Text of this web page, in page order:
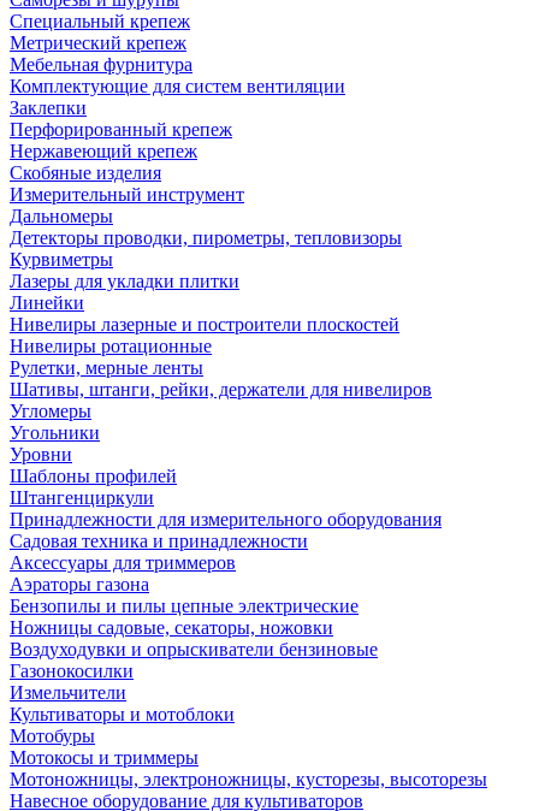
Специальный крепеж
Метрический крепеж
Мебельная фурнитура
Комплектующие для систем вентиляции
Заклепки
Перфорированный крепеж
Нержавеющий крепеж
Скобяные изделия
Измерительный инструмент
Дальномеры
Детекторы проводки, пирометры, тепловизоры
Курвиметры
Лазеры для укладки плитки
Линейки
Нивелиры лазерные и построители плоскостей
Нивелиры ротационные
Рулетки, мерные ленты
Шативы, штанги, рейки, держатели для нивелиров
Угломеры
Угольники
Уровни
Шаблоны профилей
Штангенциркули
Принадлежности для измерительного оборудования
Садовая техника и принадлежности
Аксессуары для триммеров
Аэраторы газона
Бензопилы и пилы цепные электрические
Ножницы садовые, секаторы, ножовки
Воздуходувки и опрыскиватели бензиновые
Газонокосилки
Измельчители
Культиваторы и мотоблоки
Мотобуры
Мотокосы и триммеры
Мотоножницы, электроножницы, кусторезы, высоторезы
Навесное оборудование для культиваторов